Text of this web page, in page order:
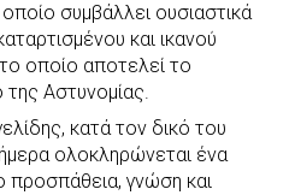
συμβάλλει ουσιαστικά
και ικανού
οποίο αποτελεί το
Αστυνομίας.
κατά τον δικό του
ολοκληρώνεται ένα
προσπάθεια, γνώση και